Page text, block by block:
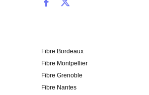
Fibre Bordeaux
Fibre Montpellier
Fibre Grenoble
Fibre Nantes